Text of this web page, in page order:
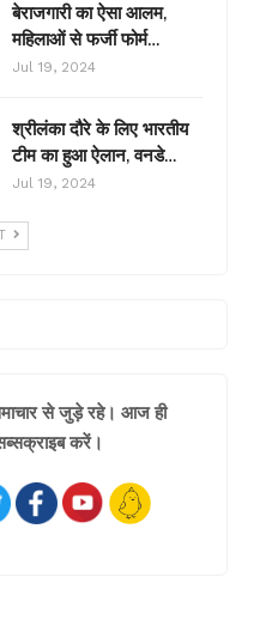
बेराजगारी का ऐसा आलम,
महिलाओं से फर्जी फोर्म…
Jul 19, 2024
श्रीलंका दौरे के लिए भारतीय
टीम का हुआ ऐलान, वनडे…
Jul 19, 2024
से जुड़े रहे। आज ही
करें।